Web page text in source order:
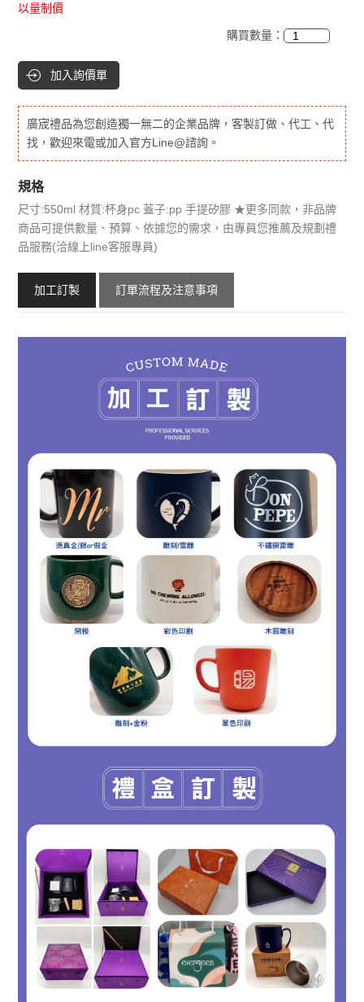
以量制價
購買數量：
加入詢價單
廣宬禮品為您創造獨一無二的企業品牌，客製訂做、代工、代
找，歡迎來電或加入官方Line@諮詢。
規格
尺寸:550ml 材質:杯身pc 蓋子:pp 手提矽膠 ★更多同款，非品牌
商品可提供數量、預算、依據您的需求，由專員您推薦及規劃禮
品服務(洽線上line客服專員)
加工訂製 訂單流程及注意事項